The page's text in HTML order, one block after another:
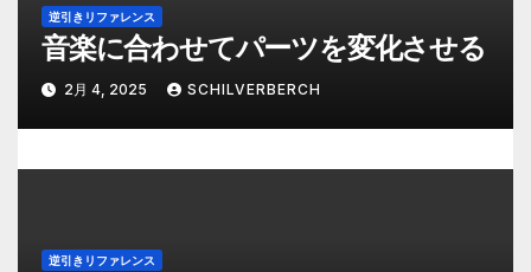
逆引きリファレンス
音楽に合わせてパーツを変化させる
2月 4, 2025 SCHILVERBERCH
逆引きリファレンス